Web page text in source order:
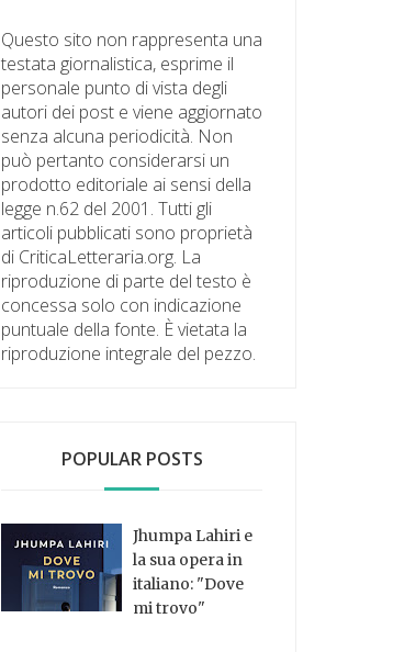
Questo sito non rappresenta una
testata giornalistica, esprime il
personale punto di vista degli
autori dei post e viene aggiornato
senza alcuna periodicità. Non
può pertanto considerarsi un
prodotto editoriale ai sensi della
legge n.62 del 2001. Tutti gli
articoli pubblicati sono proprietà
di CriticaLetteraria.org. La
riproduzione di parte del testo è
concessa solo con indicazione
puntuale della fonte. È vietata la
riproduzione integrale del pezzo.
POPULAR POSTS
Jhumpa Lahiri e
la sua opera in
italiano: "Dove
mi trovo"